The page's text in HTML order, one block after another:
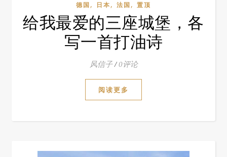
德国, 日本, 法国, 置顶
给我最爱的三座城堡，各
写一首打油诗
风信子 / 0评论
阅读更多